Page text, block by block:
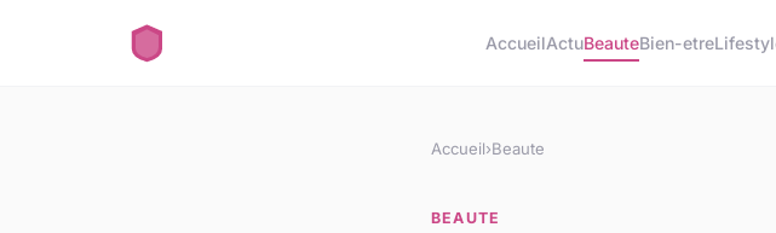
AccueilActuBeauteBien-etre
Accueil›Beaute
BEAUTE